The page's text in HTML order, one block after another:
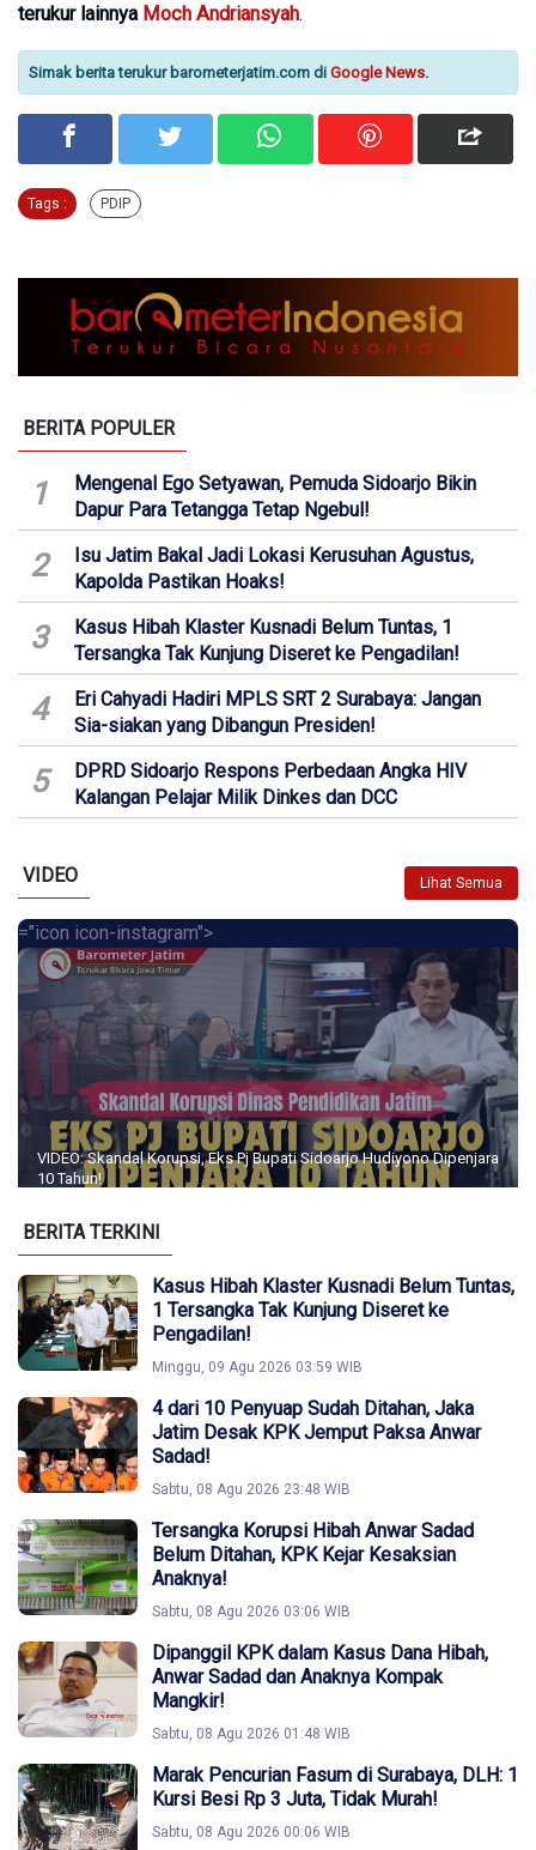
terukur lainnya Moch Andriansyah.
Simak berita terukur barometerjatim.com di Google News.
Tags : PDIP
BERITA POPULER
1
Mengenal Ego Setyawan, Pemuda Sidoarjo Bikin
Dapur Para Tetangga Tetap Ngebul!
2
Isu Jatim Bakal Jadi Lokasi Kerusuhan Agustus,
Kapolda Pastikan Hoaks!
3
Kasus Hibah Klaster Kusnadi Belum Tuntas, 1
Tersangka Tak Kunjung Diseret ke Pengadilan!
4
Eri Cahyadi Hadiri MPLS SRT 2 Surabaya: Jangan
Sia-siakan yang Dibangun Presiden!
5
DPRD Sidoarjo Respons Perbedaan Angka HIV
Kalangan Pelajar Milik Dinkes dan DCC
VIDEO Lihat Semua
="icon icon-instagram">
VIDEO: Skandal Korupsi, Eks Pj Bupati Sidoarjo Hudiyono Dipenjara
10 Tahun!
BERITA TERKINI
Kasus Hibah Klaster Kusnadi Belum Tuntas,
1 Tersangka Tak Kunjung Diseret ke
Pengadilan!
Minggu, 09 Agu 2026 03:59 WIB
4 dari 10 Penyuap Sudah Ditahan, Jaka
Jatim Desak KPK Jemput Paksa Anwar
Sadad!
Sabtu, 08 Agu 2026 23:48 WIB
Tersangka Korupsi Hibah Anwar Sadad
Belum Ditahan, KPK Kejar Kesaksian
Anaknya!
Sabtu, 08 Agu 2026 03:06 WIB
Dipanggil KPK dalam Kasus Dana Hibah,
Anwar Sadad dan Anaknya Kompak
Mangkir!
Sabtu, 08 Agu 2026 01:48 WIB
Marak Pencurian Fasum di Surabaya, DLH: 1
Kursi Besi Rp 3 Juta, Tidak Murah!
Sabtu, 08 Agu 2026 00:06 WIB